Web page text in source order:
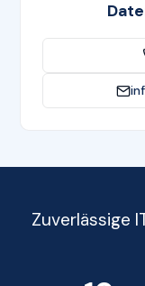
Zuverlässige